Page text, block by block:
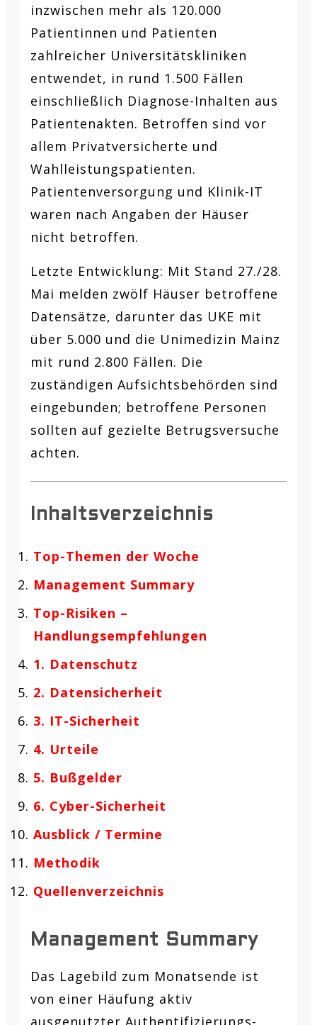
inzwischen mehr als 120.000
Patientinnen und Patienten
zahlreicher Universitätskliniken
entwendet, in rund 1.500 Fällen
einschließlich Diagnose-Inhalten aus
Patientenakten. Betroffen sind vor
allem Privatversicherte und
Wahlleistungspatienten.
Patientenversorgung und Klinik-IT
waren nach Angaben der Häuser
nicht betroffen.
Letzte Entwicklung: Mit Stand 27./28.
Mai melden zwölf Häuser betroffene
Datensätze, darunter das UKE mit
über 5.000 und die Unimedizin Mainz
mit rund 2.800 Fällen. Die
zuständigen Aufsichtsbehörden sind
eingebunden; betroffene Personen
sollten auf gezielte Betrugsversuche
achten.
Inhaltsverzeichnis
Top-Themen der Woche
Management Summary
Top-Risiken –
Handlungsempfehlungen
1. Datenschutz
2. Datensicherheit
3. IT-Sicherheit
4. Urteile
5. Bußgelder
6. Cyber-Sicherheit
Ausblick / Termine
Methodik
Quellenverzeichnis
Management Summary
Das Lagebild zum Monatsende ist
von einer Häufung aktiv
ausgenutzter Authentifizierungs-